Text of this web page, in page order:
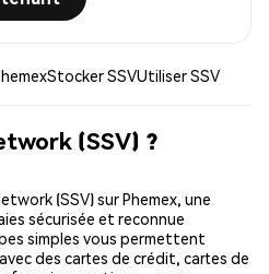
Stocker SSVUtiliser SSV
(SSV) ?
(SSV) sur Phemex, une
sécurisée et reconnue
simples vous permettent
des cartes de crédit, cartes de